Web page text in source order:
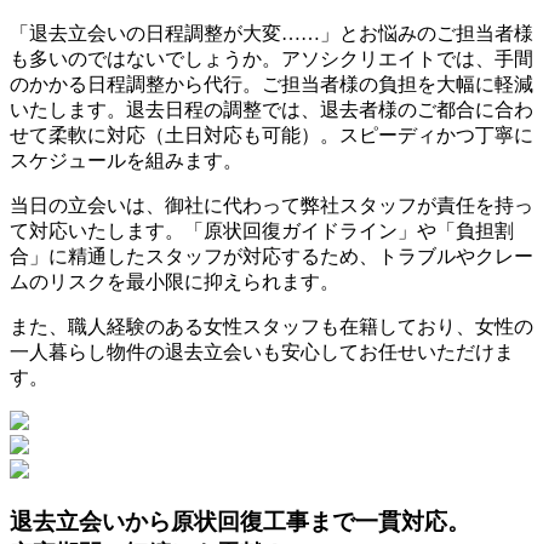
「退去立会いの日程調整が大変……」とお悩みのご担当者様
も多いのではないでしょうか。アソシクリエイトでは、手間
のかかる日程調整から代行。ご担当者様の負担を大幅に軽減
いたします。退去日程の調整では、退去者様のご都合に合わ
せて柔軟に対応（土日対応も可能）。スピーディかつ丁寧に
スケジュールを組みます。
当日の立会いは、御社に代わって弊社スタッフが責任を持っ
て対応いたします。「原状回復ガイドライン」や「負担割
合」に精通したスタッフが対応するため、トラブルやクレー
ムのリスクを最小限に抑えられます。
また、職人経験のある女性スタッフも在籍しており、女性の
一人暮らし物件の退去立会いも安心してお任せいただけま
す。
退去立会いから原状回復工事まで一貫対応。